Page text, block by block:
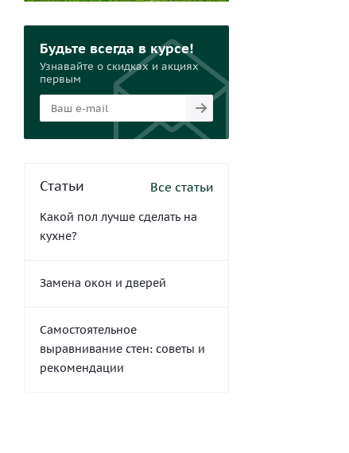
Будьте всегда в курсе!
Узнавайте о скидках и акциях
первым
Статьи Все статьи
Какой пол лучше сделать на
кухне?
Замена окон и дверей
Самостоятельное
выравнивание стен: советы и
рекомендации